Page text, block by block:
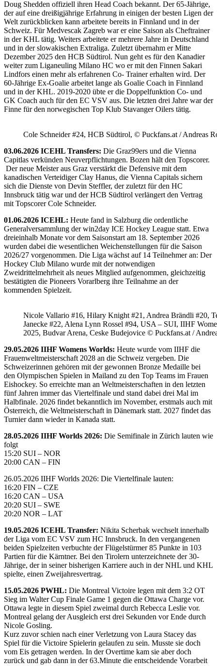
Doug Shedden offiziell ihren Head Coach bekannt. Der 65-Jährige,
der auf eine dreißigjährige Erfahrung in einigen der besten Ligen der
Welt zurückblicken kann arbeitete bereits in Finnland und in der
Schweiz. Für Medvescak Zagreb war er eine Saison als Cheftrainer
in der KHL tätig. Weiters arbeitete er mehrere Jahre in Deutschland
und in der slowakischen Extraliga. Zuletzt übernahm er Mitte
Dezember 2025 den HCB Südtirol. Nun geht es für den Kanadier
weiter zum Liganeuling Milano HC wo er mit den Finnen Sakari
Lindfors einen mehr als erfahrenen Co- Trainer erhalten wird. Der
60-Jährige Ex-Goalie arbeitet lange als Goalie Coach in Finnland
und in der KHL. 2019-2020 übte er die Doppelfunktion Co- und
GK Coach auch für den EC VSV aus. Die letzten drei Jahre war der
Finne für den norwegischen Top Klub Stavanger Oilers tätig.
Cole Schneider #24, HCB Südtirol, © Puckfans.at / Andreas
03.06.2026 ICEHL Transfers: Die Graz99ers und die Vienna
Capitlas verkünden Neuverpflichtungen. Bozen hält den Topscorer.
Der neue Meister aus Graz verstärkt die Defensive mit dem
kanadischen Verteidiger Clay Hanus, die Vienna Capitals sichern
sich die Dienste von Devin Steffler, der zuletzt für den HC
Innsbruck tätig war und der HCB Südtirol verlängert den Vertrag
mit Topscorer Cole Schneider.
01.06.2026 ICEHL: Heute fand in Salzburg die ordentliche
Generalversammlung der win2day ICE Hockey League statt. Etwa
dreieinhalb Monate vor dem Saisonstart am 18. September 2026
wurden dabei die wesentlichen Weichenstellungen für die Saison
2026/27 vorgenommen. Die Liga wächst auf 14 Teilnehmer an: Der
Hockey Club Milano wurde mit der notwendigen
Zweidrittelmehrheit als neues Mitglied aufgenommen, gleichzeitig
bestätigten die Pioneers Vorarlberg ihre Teilnahme an der
kommenden Spielzeit.
Nicole Vallario #16, Hilary Knight #21, Andrea Brändli #20,
Janecke #22, Alena Lynn Rossel #94, USA – SUI, IIHF
2025, Budvar Arena, Ceske Budejovice © Puckfans.at /
29.05.2026 IIHF Womens Worlds: Heute wurde vom IIHF die
Frauenweltmeisterschaft 2028 an die Schweiz vergeben. Die
Schweizerinnen gehören mit der gewonnen Bronze Medaille bei
den Olympischen Spielen in Mailand zu den Top Teams im Frauen
Eishockey. So erreichte man an Weltmeisterschaften in den letzten
fünf Jahren immer das Viertelfinale und stand dabei drei Mal im
Halbfinale. 2026 findet bekanntlich im November, erstmals auch mit
Österreich, die Weltmeisterschaft in Dänemark statt. 2027 findet das
Turnier dann wieder in Kanada statt.
28.05.2026 IIHF Worlds 2026: Die Semifinale in Zürich lauten wie
folgt
15:20 SUI – NOR
20:00 CAN – FIN
26.05.2026 IIHF Worlds 2026: Die Viertelfinale lauten:
16:20 FIN – CZE
16:20 CAN – USA
20:20 SUI – SWE
20:20 NOR – LAT
19.05.2026 ICEHL Transfer: Nikita Scherbak wechselt innerhalb
der Liga vom EC VSV zum HC Innsbruck. In den vergangenen
beiden Spielzeiten verbuchte der Flügelstürmer 85 Punkte in 103
Partien für die Kärntner. Bei den Tirolern unterzeichnete der 30-
Jährige, der in seiner bisherigen Karriere auch in der NHL und KHL
spielte, einen Zweijahresvertrag.
15.05.2026 PWHL: Die Montreal Victoire legen mit dem 3:2 OT
Sieg im Walter Cup Finale Game 1 gegen die Ottawa Charge vor.
Ottawa legte in diesem Spiel zweimal durch Rebecca Leslie vor.
Montreal gelang der Ausgleich erst drei Sekunden vor Ende durch
Nicole Gosling.
Kurz zuvor schien nach einer Verletzung von Laura Stacey das
Spiel für die Victoire Spielerin gelaufen zu sein. Musste sie doch
vom Eis getragen werden. In der Overtime kam sie aber doch
zurück und gab dann in der 63.Minute die entscheidende Vorarbeit